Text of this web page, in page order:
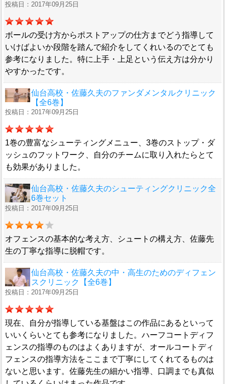
投稿日：2017年09月25日
ボールの受け方からポストアップの仕方までどう指導して
いけばよいか段階を踏んで紹介をしてくれいるのでとても
参考になりました。特に上手・上足という伝え方は分かり
やすかったです。
仙台高校・佐藤久夫のファンダメンタルクリニック
【全6巻】
投稿日：2017年09月25日
1巻の豊富なシューティングメニュー、3巻のストップ・ダ
ッシュのフットワーク、自分のチームに取り入れたらとて
も効果がありました。
仙台高校・佐藤久夫のシューティングクリニック全
6巻セット
投稿日：2017年09月25日
オフェンスの基本的な考え方、シュートの構え方、佐藤先
生の丁寧な指導に脱帽です。
仙台高校・佐藤久夫の中・高生のためのディフェン
スクリニック【全6巻】
投稿日：2017年09月25日
現在、自分が指導している基盤はこの作品にあるといって
いいくらいとても参考になりました。ハーフコートディフ
ェンスの指導のものはよくありますが、オールコートディ
フェンスの指導方法をここまで丁寧にしてくれてるものは
ないと思います。佐藤先生の細かい指導、口調までも真似